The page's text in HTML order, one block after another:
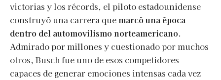
victorias y los récords, el piloto estadounidense
construyó una carrera quemarcó una época
dentro del automovilismo norteamericano.
Admirado por millones y cuestionado por muchos
otros, Busch fue uno de esos competidores
capaces de generar emociones intensas cada vez